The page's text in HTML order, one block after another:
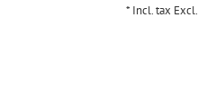
* Incl. tax Excl.